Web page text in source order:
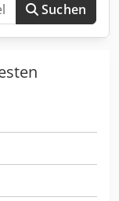
Suchen